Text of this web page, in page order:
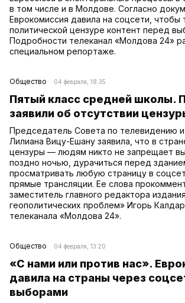
в том числе и в Молдове. Согласно
Еврокомиссия давила на соцсети, чтобы
политической цензуре контент перед
Подробности телеканал «Молдова 24»
специальном репортаже.
Общество 04 февраля, 18:35
Пятый класс средней школы.
заявили об отсутствии
Председатель Совета по телевидению
Лилиана Вицу-Ешану заявила, что в
цензуры — людям никто не запрещает
поздно ночью, дурачиться перед
просматривать любую страницу в
прямые трансляции. Ее слова
заместитель главного редактора
геополитических проблем» Игорь
телеканала «Молдова 24».
Общество 04 февраля, 13:20
«С нами или против нас».
давила на страны через
выборами